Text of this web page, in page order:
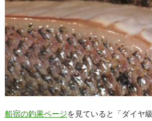
船宿の釣果ページを見ていると「ダイヤ